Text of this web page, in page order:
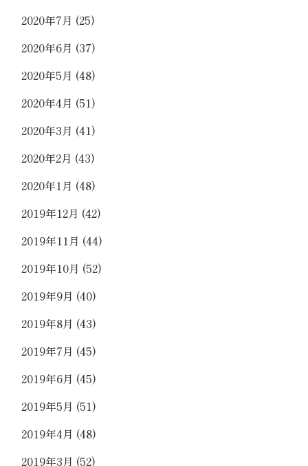
2020年7月 (25)
2020年6月 (37)
2020年5月 (48)
2020年4月 (51)
2020年3月 (41)
2020年2月 (43)
2020年1月 (48)
2019年12月 (42)
2019年11月 (44)
2019年10月 (52)
2019年9月 (40)
2019年8月 (43)
2019年7月 (45)
2019年6月 (45)
2019年5月 (51)
2019年4月 (48)
2019年3月 (52)